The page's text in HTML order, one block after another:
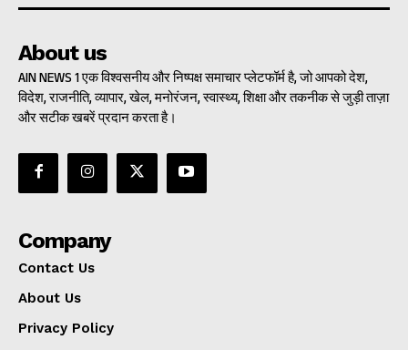
About us
AIN NEWS 1 एक विश्वसनीय और निष्पक्ष समाचार प्लेटफॉर्म है, जो आपको देश,
विदेश, राजनीति, व्यापार, खेल, मनोरंजन, स्वास्थ्य, शिक्षा और तकनीक से जुड़ी ताज़ा
और सटीक खबरें प्रदान करता है।
Company
Contact Us
About Us
Privacy Policy